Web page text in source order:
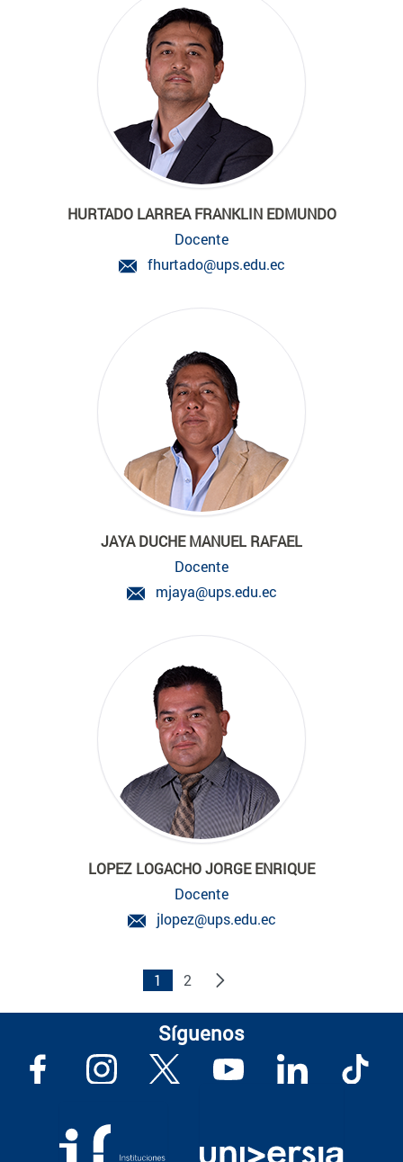
HURTADO LARREA FRANKLIN EDMUNDO
Docente
fhurtado@ups.edu.ec
JAYA DUCHE MANUEL RAFAEL
Docente
mjaya@ups.edu.ec
LOPEZ LOGACHO JORGE ENRIQUE
Docente
jlopez@ups.edu.ec
1 2
Síguenos